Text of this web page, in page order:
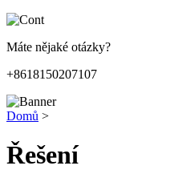
Máte nějaké otázky?
+8618150207107
Domů >
Řešení